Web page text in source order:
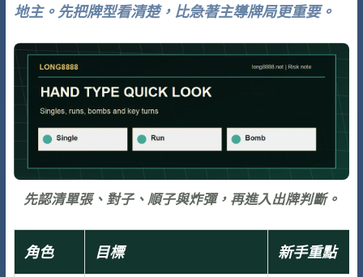
地主。先把牌型看清楚，比急著主導牌局更重要。
先認清單張、對子、順子與炸彈，再進入出牌判斷。
角色 目標 新手重點